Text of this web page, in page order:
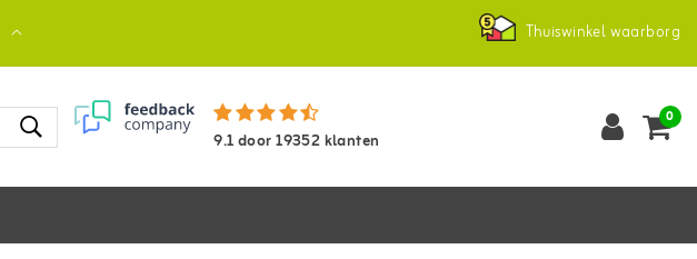
Thuiswinkel waarborg
9.1door19352klanten
0